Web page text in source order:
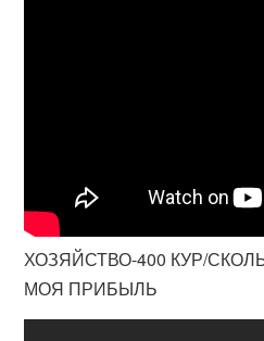
ХОЗЯЙСТВО-400 КУР/
МОЯ ПРИБЫЛЬ